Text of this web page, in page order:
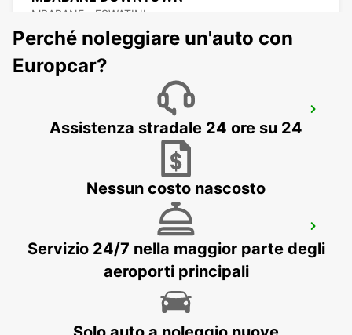
MBABANE - ESWATINI
NEWCASTLE - SOUTH AFRICA
DURBAN AEROPORTO
DURBAN - SOUTH AFRICA
Perché noleggiare un'auto con
Europcar?
Assistenza stradale 24 ore su 24
Nessun costo nascosto
Servizio 24/7 nella maggior parte degli
aeroporti principali